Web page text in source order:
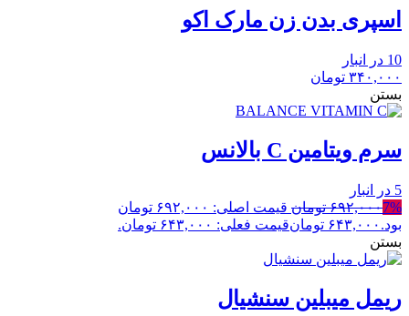
اسپری بدن زن مارک اکو
10 در انبار
۳۴۰,۰۰۰ تومان
بستن
سرم ویتامین C بالانس
5 در انبار
7%۶۹۲,۰۰۰ تومان
قیمت اصلی: ۶۹۲,۰۰۰ تومان
بود. ۶۴۳,۰۰۰ تومانقیمت فعلی: ۶۴۳,۰۰۰ تومان.
بستن
ریمل میبلین سنشیال